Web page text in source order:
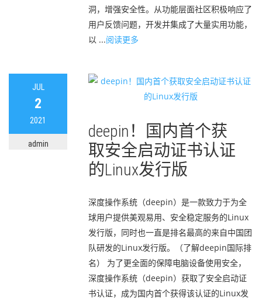
洞，增强安全性。从功能层面社区积极响应了
用户反馈问题，开发并集成了大量实用功能，
以 ...阅读更多
JUL
2
2021
admin
deepin！国内首个获
取安全启动证书认证
的Linux发行版
深度操作系统（deepin）是一款致力于为全
球用户提供美观易用、安全稳定服务的Linux
发行版，同时也一直是排名最高的来自中国团
队研发的Linux发行版。（了解deepin国际排
名） 为了更全面的保障电脑设备使用安全，
深度操作系统（deepin）获取了安全启动证
书认证，成为国内首个获得该认证的Linux发